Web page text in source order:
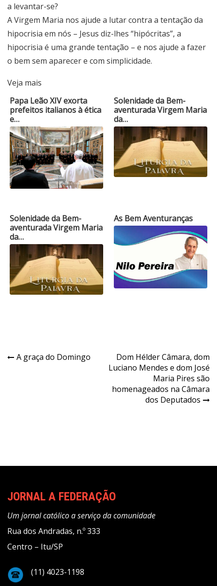
a levantar-se?
A Virgem Maria nos ajude a lutar contra a tentação da
hipocrisia em nós – Jesus diz-lhes “hipócritas”, a
hipocrisia é uma grande tentação – e nos ajude a fazer
o bem sem aparecer e com simplicidade.
Veja mais
Papa Leão XIV exorta
prefeitos italianos à ética
e…
Solenidade da Bem-
aventurada Virgem Maria
da…
Solenidade da Bem-
aventurada Virgem Maria
da…
As Bem Aventuranças
Navegação
A graça do Domingo
Dom Hélder Câmara, dom
Luciano Mendes e dom José
Maria Pires são
homenageados na Câmara
dos Deputados
JORNAL A FEDERAÇÃO
Um jornal católico a serviço da comunidade
Rua dos Andradas, n.º 333
Centro – Itu/SP
(11) 4023-1198